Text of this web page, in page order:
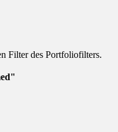
Filter des Portfoliofilters.